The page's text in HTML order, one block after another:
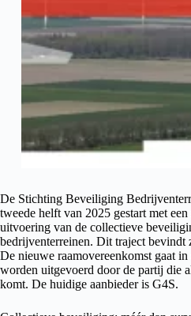
De Stichting Beveiliging
tweede helft van 2025 gestart met
uitvoering van de collectieve
bedrijventerreinen. Dit traject bevindt
De nieuwe raamovereenkomst gaat in
worden uitgevoerd door de partij die
komt. De huidige aanbieder is G4S.